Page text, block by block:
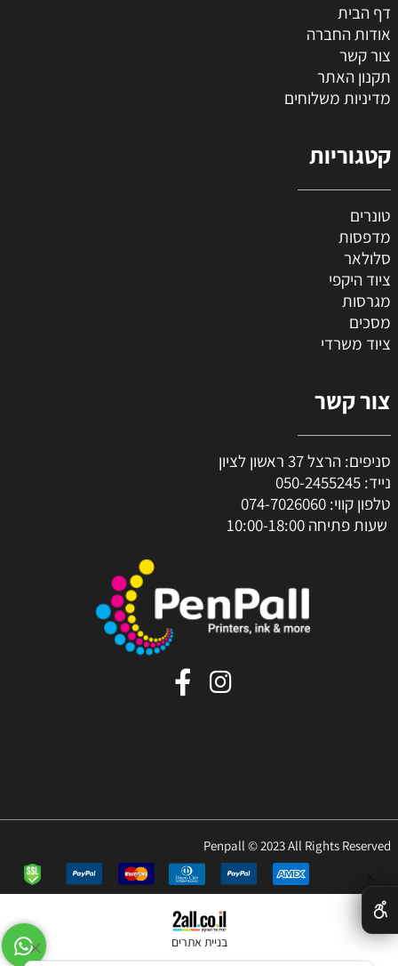
דף הבית
אודות החברה
צור קשר
תקנון האתר
מדיניות משלוחים
קטגוריות
טונרים
מדפסות
סלולאר
ציוד היקפי
מגרסות
מסכים
ציוד משרדי
צור קשר
סניפים: הרצל 37 ראשון לציון
נייד: 050-2455245
טלפון קווי: 074-7026060
שעות פתיחה 10:00-18:00
Penpall © 2023 All Rights Reserved
בניית אתרים